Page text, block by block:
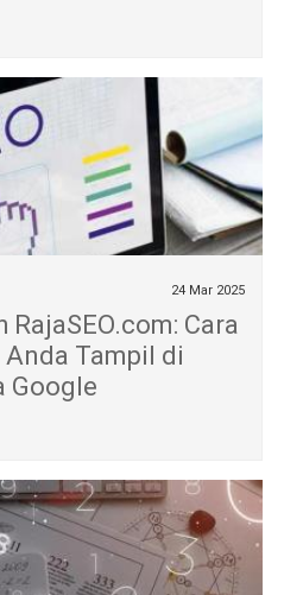
24 Mar 2025
RajaSEO.com: Cara
Tampil di
Google